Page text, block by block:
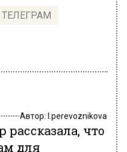
ТЕЛЕГРАМ
Автор:l.perevoznikova
рассказала, что
для